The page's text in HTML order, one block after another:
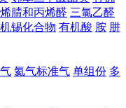
腈和丙烯醛 三氯乙醛
锡化合物 有机酸 胺 肼
氦气标准气 单组份 多